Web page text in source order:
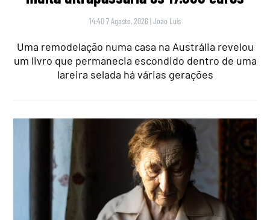
14:40 7 Agosto, 2026 |João Luís
Uma remodelação numa casa na Austrália revelou
um livro que permanecia escondido dentro de uma
lareira selada há várias gerações